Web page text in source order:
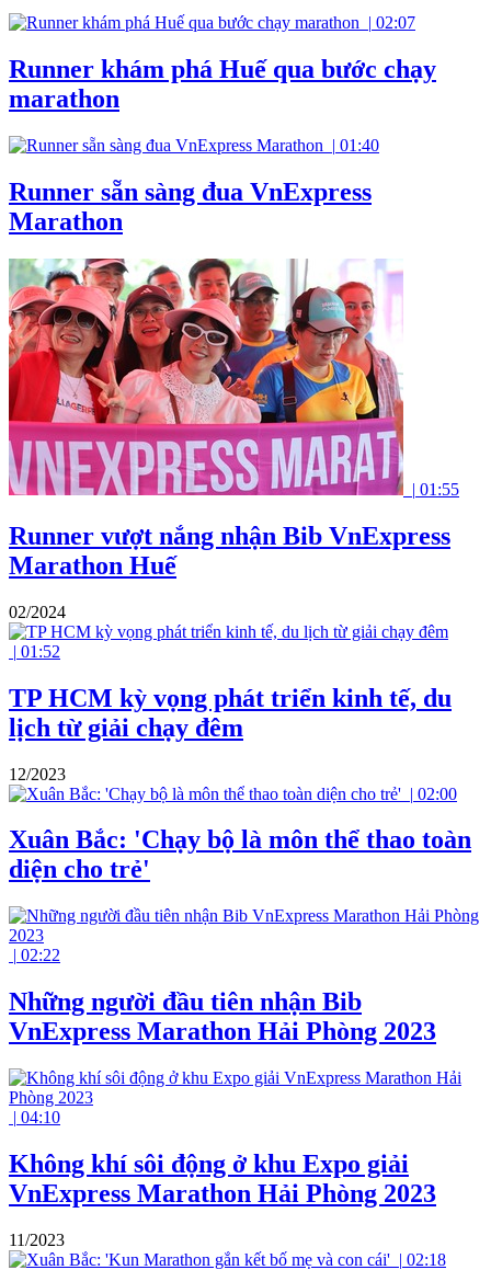
| 02:07
Runner khám phá Huế qua bước chạy
marathon
| 01:40
Runner sẵn sàng đua VnExpress
Marathon
| 01:55
Runner vượt nắng nhận Bib VnExpress
Marathon Huế
02/2024
| 01:52
TP HCM kỳ vọng phát triển kinh tế, du
lịch từ giải chạy đêm
12/2023
| 02:00
Xuân Bắc: 'Chạy bộ là môn thể thao toàn
diện cho trẻ'
| 02:22
Những người đầu tiên nhận Bib
VnExpress Marathon Hải Phòng 2023
| 04:10
Không khí sôi động ở khu Expo giải
VnExpress Marathon Hải Phòng 2023
11/2023
| 02:18